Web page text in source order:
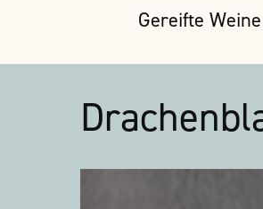
Gereifte Weine